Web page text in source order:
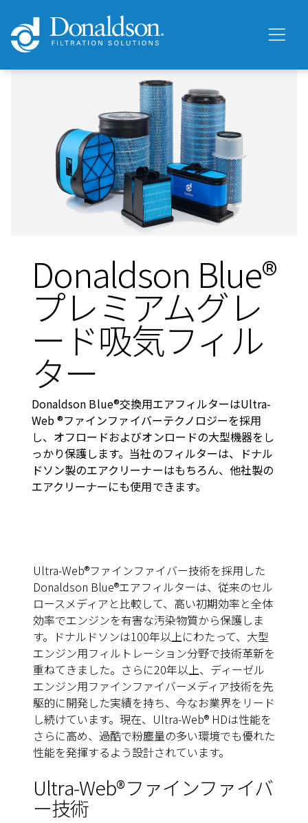
Donaldson Blue®
プレミアムグレ
ード吸気フィル
ター
Donaldson Blue®交換用エアフィルターはUltra-
Web ®ファインファイバーテクノロジーを採用
し、オフロードおよびオンロードの大型機器をし
っかり保護します。当社のフィルターは、ドナル
ドソン製のエアクリーナーはもちろん、他社製の
エアクリーナーにも使用できます。
Ultra-Web®ファインファイバー技術を採用した
Donaldson Blue®エアフィルターは、従来のセル
ロースメディアと比較して、高い初期効率と全体
効率でエンジンを有害な汚染物質から保護しま
す。ドナルドソンは100年以上にわたって、大型
エンジン用フィルトレーション分野で技術革新を
重ねてきました。さらに20年以上、ディーゼル
エンジン用ファインファイバーメディア技術を先
駆的に開発した実績を持ち、今なお業界をリード
し続けています。現在、Ultra-Web® HDは性能を
さらに高め、過酷で粉塵量の多い環境でも優れた
性能を発揮するよう設計されています。
Ultra-Web®ファインファイバ
ー技術